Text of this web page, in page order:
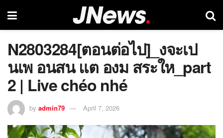
N2803284[ตอนต่อไป]_งจะเป
นเพ อนสน แต องม สระให_part
2 | Live chéo nhé
by admin79 April 7, 2026